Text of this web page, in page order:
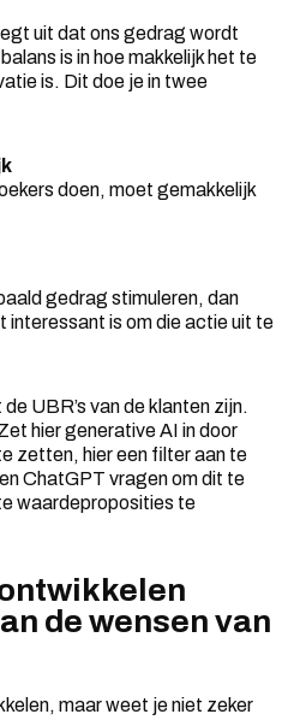
uit dat ons gedrag wordt
is in hoe makkelijk het te
is. Dit doe je in twee
doen, moet gemakkelijk
gedrag stimuleren, dan
interessant is om die actie uit te
UBR’s van de klanten zijn.
hier generative AI in door
zetten, hier een filter aan te
ChatGPT vragen om dit te
waardeproposities te
de wensen van
maar weet je niet zeker